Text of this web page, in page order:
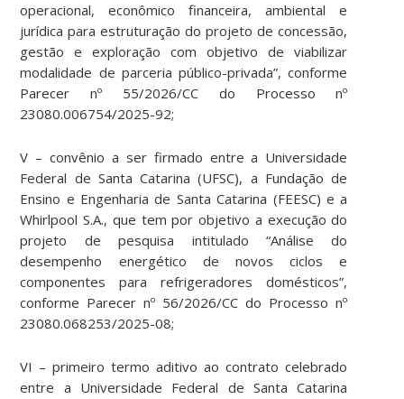
operacional, econômico financeira, ambiental e
jurídica para estruturação do projeto de concessão,
gestão e exploração com objetivo de viabilizar
modalidade de parceria público-privada”, conforme
Parecer nº 55/2026/CC do Processo nº
23080.006754/2025-92;
V – convênio a ser firmado entre a Universidade
Federal de Santa Catarina (UFSC), a Fundação de
Ensino e Engenharia de Santa Catarina (FEESC) e a
Whirlpool S.A., que tem por objetivo a execução do
projeto de pesquisa intitulado “Análise do
desempenho energético de novos ciclos e
componentes para refrigeradores domésticos”,
conforme Parecer nº 56/2026/CC do Processo nº
23080.068253/2025-08;
VI – primeiro termo aditivo ao contrato celebrado
entre a Universidade Federal de Santa Catarina